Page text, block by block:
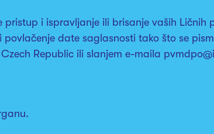
i ispravljanje ili brisanje vaših
date saglasnosti tako što se
Republic ili slanjem e-maila